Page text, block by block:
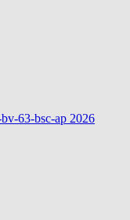
63-bsc-ap 2026